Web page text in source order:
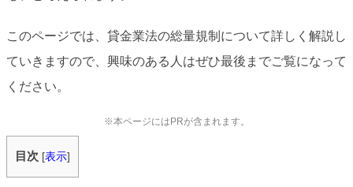
このページでは、貸金業法の総量規制について詳しく解説し
ていきますので、興味のある人はぜひ最後までご覧になって
ください。
※本ページにはPRが含まれます。
目次 [表示]